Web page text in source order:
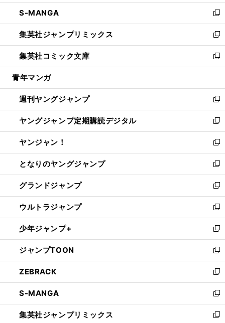
開
く
ウ
で
開
く
ン
ド
ウ
で
開
く
ウ
ィ
ン
ド
ウ
で
開
し
い
ウ
ィ
ン
ド
ウ
開
く
S-MANGA
新
し
い
ウ
ィ
ン
ウ
で
開
く
集英社ジャンプリミックス
新
し
い
ウ
ン
ド
ウ
で
開
く
集英社コミック文庫
新
し
ウ
ィ
ン
ド
ウ
で
開
く
青年マンガ
週刊ヤングジャンプ
新
し
い
ウ
ィ
ン
ド
ウ
で
開
く
ヤングジャンプ定期購読デジタル
新
し
い
ウ
ィ
ン
ド
ウ
で
開
く
ヤンジャン！
新
し
い
ウ
ィ
ン
ド
ウ
で
開
く
となりのヤングジャンプ
新
し
い
ウ
ィ
ン
ド
ウ
で
開
く
グランドジャンプ
新
し
い
ウ
ィ
ン
ド
ウ
で
開
く
ウルトラジャンプ
新
し
い
ウ
ィ
ン
ド
ウ
で
開
く
少年ジャンプ+
新
し
い
ウ
ィ
ン
ド
ウ
で
ジャンプTOON
新
し
い
ウ
ィ
ン
ド
ZEBRACK
新
し
い
ウ
ィ
S-MANGA
新
し
い
集英社ジャンプリミックス 新